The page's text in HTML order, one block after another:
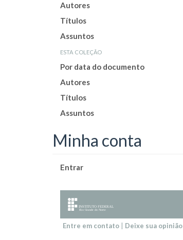
Autores
Títulos
Assuntos
esta coleção
Por data do documento
Autores
Títulos
Assuntos
Minha conta
Entrar
Entre em contato Deixe sua opinião